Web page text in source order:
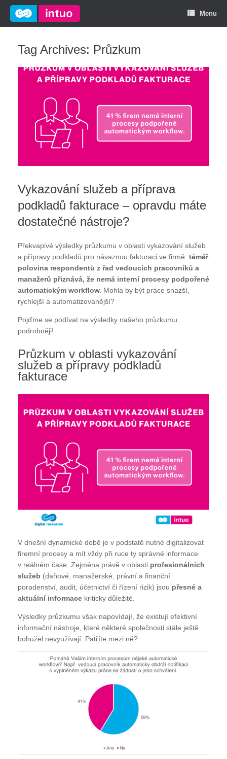
Menu
Tag Archives: Průzkum
Vykazování služeb a příprava
podkladů fakturace – opravdu máte
dostatečné nástroje?
Překvapivé výsledky průzkumu v oblasti vykazování služeb
a přípravy podkladů pro návaznou fakturaci ve firmě: téměř
polovina respondentů z řad vedoucích pracovníků a
manažerů přiznává, že nemá interní procesy podpořené
automatickým workflow. Mohla by být práce snazší,
rychlejší a automatizovanější?
Pojďme se podívat na výsledky našeho průzkumu
podrobněji!
Průzkum v oblasti vykazování
služeb a přípravy podkladů
fakturace
V dnešní dynamické době je v podstatě nutné digitalizovat
firemní procesy a mít vždy při ruce ty správné informace
v reálném čase. Zejména právě v oblasti profesionálních
služeb (daňové, manažerské, právní a finanční
poradenství, audit, účetnictví či řízení rizik) jsou přesné a
aktuální informace kriticky důležité.
Výsledky průzkumu však napovídají, že existují efektivní
informační nástroje, které některé společnosti stále ještě
bohužel nevyužívají. Patříte mezi ně?